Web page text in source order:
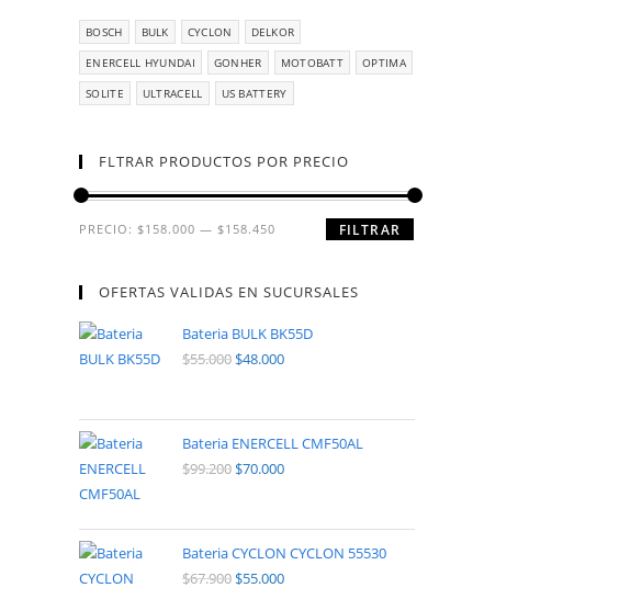
BOSCH BULK CYCLON
DELKOR
ENERCELL HYUNDAI
GONHER MOTOBATT
OPTIMA
SOLITE
ULTRACELL US BATTERY
FLTRAR PRODUCTOS POR PRECIO
FILTRAR
PRECIO: $158.000 — $158.450
OFERTAS VALIDAS EN SUCURSALES
Bateria BULK BK55D
$55.000 $48.000
Bateria ENERCELL CMF50AL
$99.200 $70.000
Bateria CYCLON CYCLON 55530
$67.900 $55.000